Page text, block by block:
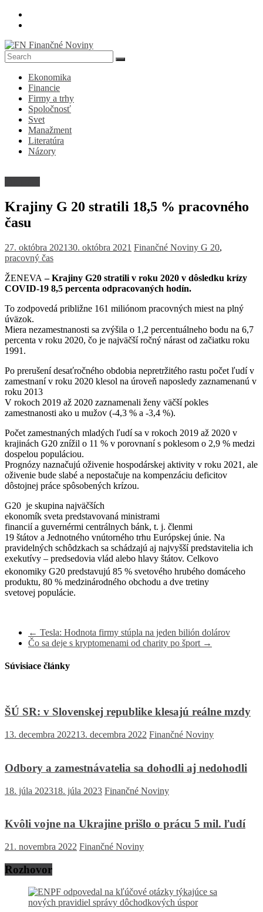
Skip
FN
Finančné
Noviny
Denník
ekonomike
spoločnosti
Ekonomika
Financie
Firmy a trhy
Spoločnosť
Svet
Manažment
Literatúra
Názory
Krajiny G 20 stratili 18,5 % pracovného
času
27. októbra 202130. októbra 2021 Finančné Noviny G 20,
pracovný čas
ŽENEVA – Krajiny G20 stratili v roku 2020 v dôsledku krízy
COVID-19 8,5 percenta odpracovaných hodín.
To zodpovedá približne 161 miliónom pracovných miest na plný
úväzok.
Miera nezamestnanosti sa zvýšila o 1,2 percentuálneho bodu na 6,7
percenta v roku 2020, čo je najväčší ročný nárast od začiatku roku
1991.
Po prerušení desaťročného obdobia nepretržitého rastu počet ľudí v
zamestnaní v roku 2020 klesol na úroveň naposledy zaznamenanú v
roku 2013
V rokoch 2019 až 2020 zaznamenali ženy väčší pokles
zamestnanosti ako u mužov (-4,3 % a -3,4 %).
Počet zamestnaných mladých ľudí sa v rokoch 2019 až 2020 v
krajinách G20 znížil o 11 % v porovnaní s poklesom o 2,9 % medzi
dospelou populáciou.
Prognózy naznačujú oživenie hospodárskej aktivity v roku 2021, ale
oživenie bude slabé a nepostačuje na kompenzáciu deficitov
dôstojnej práce spôsobených krízou.
G20 je skupina najväčších
ekonomík sveta predstavovaná ministrami
financií a guvernérmi centrálnych bánk, t. j. členmi
19 štátov a Jednotného vnútorného trhu Európskej únie. Na
pravidelných schôdzkach sa schádzajú aj najvyšší predstavitelia ich
exekutívy – predsedovia vlád alebo hlavy štátov. Celkovo
ekonomiky G20 predstavujú 85 % svetového hrubého domáceho
produktu, 80 % medzinárodného obchodu a dve tretiny
svetovej populácie.
← Tesla: Hodnota firmy stúpla na jeden bilión dolárov
Čo sa deje s kryptomenami od charity po šport →
Súvisiace články
ŠÚ SR: v Slovenskej republike klesajú reálne mzdy
13. decembra 202213. decembra 2022 Finančné Noviny
Odbory a zamestnávatelia sa dohodli aj nedohodli
18. júla 202318. júla 2023 Finančné Noviny
Kvôli vojne na Ukrajine prišlo o prácu 5 mil. ľudí
21. novembra 2022 Finančné Noviny
Rozhovor